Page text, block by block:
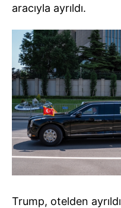
aracıyla ayrıldı.
Trump, otelden